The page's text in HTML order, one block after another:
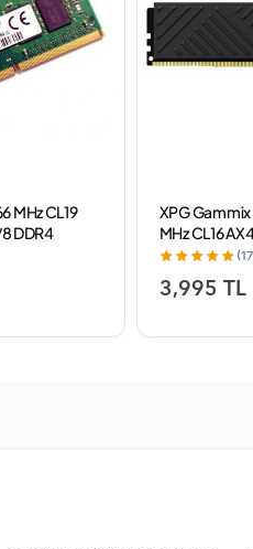
MHz CL19
DDR4
XPG
MHz CL16
SBKD35
3,995 TL